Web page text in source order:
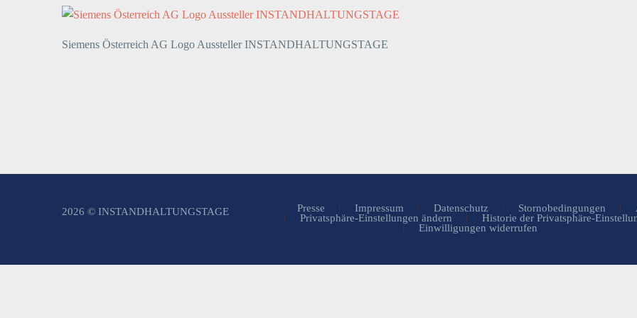
Siemens Österreich AG Logo Aussteller INSTANDHALTUNGSTAGE
Presse Impressum Datenschutz Stornobedingungen
Privatsphäre-Einstellungen ändern
Historie der Privatsphäre-
Einwilligungen widerrufen
2026 © INSTANDHALTUNGSTAGE